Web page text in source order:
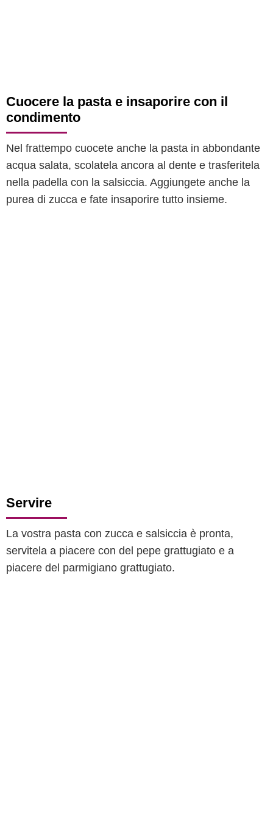
Cuocere la pasta e insaporire con il
condimento
Nel frattempo cuocete anche la pasta in abbondante
acqua salata, scolatela ancora al dente e trasferitela
nella padella con la salsiccia. Aggiungete anche la
purea di zucca e fate insaporire tutto insieme.
Servire
La vostra pasta con zucca e salsiccia è pronta,
servitela a piacere con del pepe grattugiato e a
piacere del parmigiano grattugiato.